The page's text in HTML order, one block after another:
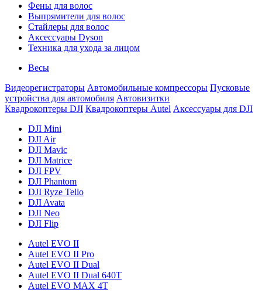
Фены для волос
Выпрямители для волос
Стайлеры для волос
Аксессуары Dyson
Техника для ухода за лицом
Весы
Видеорегистраторы Автомобильные компрессоры Пусковые
устройства для автомобиля Автовизитки
Квадрокоптеры DJI Квадрокоптеры Autel Аксессуары для DJI
DJI Mini
DJI Air
DJI Mavic
DJI Matrice
DJI FPV
DJI Phantom
DJI Ryze Tello
DJI Avata
DJI Neo
DJI Flip
Autel EVO II
Autel EVO II Pro
Autel EVO II Dual
Autel EVO II Dual 640T
Autel EVO MAX 4T